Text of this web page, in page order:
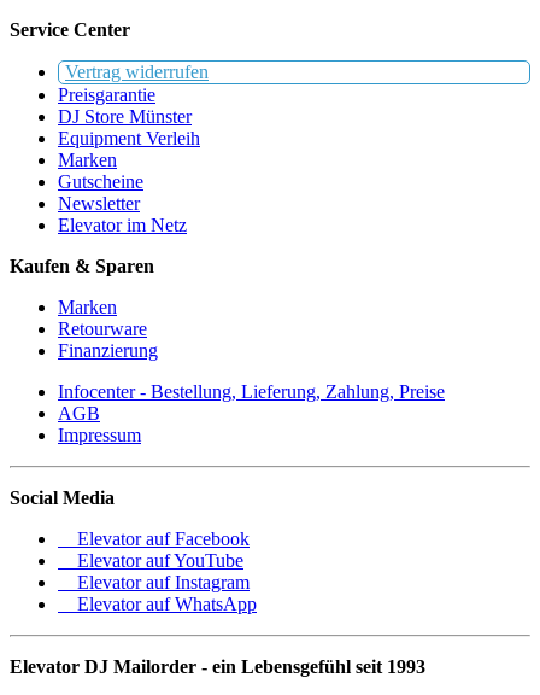
Service Center
Vertrag widerrufen
Preisgarantie
DJ Store Münster
Equipment Verleih
Marken
Gutscheine
Newsletter
Elevator im Netz
Kaufen & Sparen
Marken
Retourware
Finanzierung
Infocenter - Bestellung, Lieferung, Zahlung, Preise
AGB
Impressum
Social Media
Elevator auf Facebook
Elevator auf YouTube
Elevator auf Instagram
Elevator auf WhatsApp
Elevator DJ Mailorder - ein Lebensgefühl seit 1993